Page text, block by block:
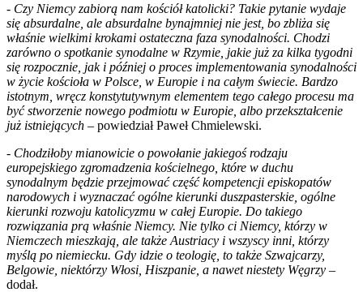
- Czy Niemcy zabiorą nam kościół katolicki? Takie pytanie wydaje
się absurdalne, ale absurdalne bynajmniej nie jest, bo zbliża się
właśnie wielkimi krokami ostateczna faza synodalności. Chodzi
zarówno o spotkanie synodalne w Rzymie, jakie już za kilka tygodni
się rozpocznie, jak i później o proces implementowania synodalności
w życie kościoła w Polsce, w Europie i na całym świecie. Bardzo
istotnym, wręcz konstytutywnym elementem tego całego procesu ma
być stworzenie nowego podmiotu w Europie, albo przekształcenie
już istniejących – powiedział Paweł Chmielewski.
- Chodziłoby mianowicie o powołanie jakiegoś rodzaju
europejskiego zgromadzenia kościelnego, które w duchu
synodalnym będzie przejmować część kompetencji episkopatów
narodowych i wyznaczać ogólne kierunki duszpasterskie, ogólne
kierunki rozwoju katolicyzmu w całej Europie. Do takiego
rozwiązania prą właśnie Niemcy. Nie tylko ci Niemcy, którzy w
Niemczech mieszkają, ale także Austriacy i wszyscy inni, którzy
myślą po niemiecku. Gdy idzie o teologię, to także Szwajcarzy,
Belgowie, niektórzy Włosi, Hiszpanie, a nawet niestety Węgrzy –
dodał.